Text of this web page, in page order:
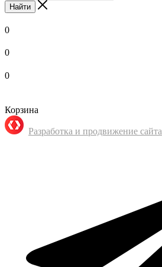
Найти
0
0
0
Корзина
Разработка и продвижение сайта